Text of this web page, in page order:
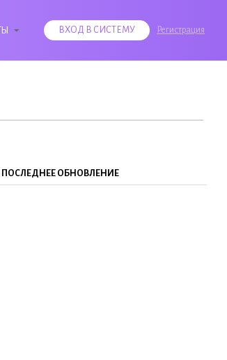
ВХОД В СИСТЕМУ Регистрация
ПОСЛЕДНЕЕ ОБНОВЛЕНИЕ